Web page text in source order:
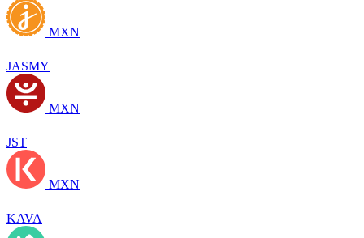
MXN
JASMY
MXN
JST
MXN
KAVA